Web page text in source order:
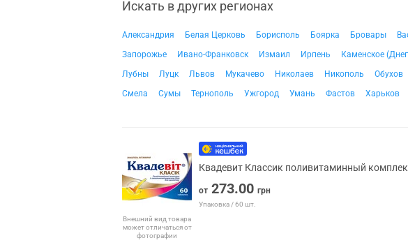
Искать в других регионах
Александрия Белая Церковь Борисполь Боярка Бровары
Запорожье
Ивано-Франковск Измаил Ирпень Каменское
Лубны
Луцк Львов Мукачево Николаев Никополь Обухов
Смела
Сумы Тернополь Ужгород Умань Фастов Харьков
Внешний вид товара
может отличаться от
фотографии
Квадевит Классик поливитаминный
от 273.00 грн
Упаковка / 60 шт.